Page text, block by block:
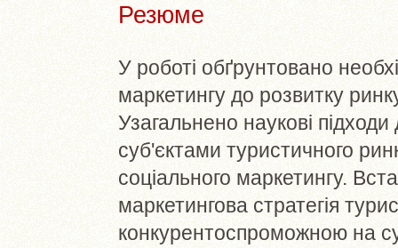
Резюме
У роботі обґрунтовано
маркетингу до розвитку
Узагальнено наукові
суб'єктами туристичного
соціального маркетингу.
маркетингова стратегія
конкурентоспроможною на